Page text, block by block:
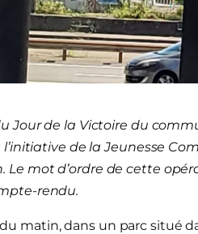
Jour de la Victoire du
de la Jeunesse
mot d’ordre de cette
rendu.
matin, dans un parc situé